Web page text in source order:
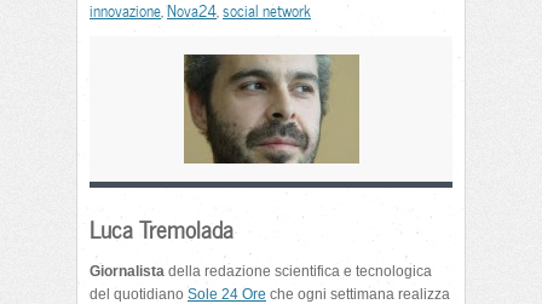
innovazione Nova24 social network
Luca Tremolada
Giornalista della redazione scientifica e tecnologica
del quotidiano Sole 24 Ore che ogni settimana realizza